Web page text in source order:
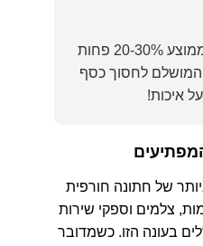
חתונות חורף עולות בממוצע 20-30% פחות
המושלם לחסוך כסף
איכות!
של חתונה חורפית
צלמים וספקי שירות
בעונה הזו. כשמדובר